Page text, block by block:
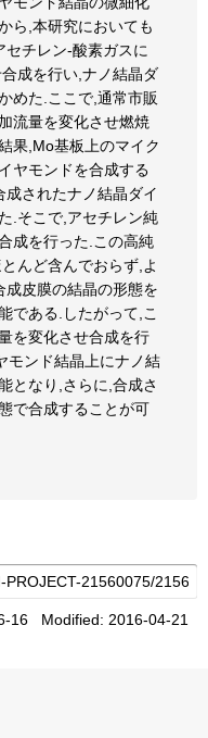
ら,本研究においても
チレン-酸素ガスに
成を行い,ナノ結晶ダ
めた.ここで,通常市販
流量を変化させ燃焼
果,Mo基板上のマイク
ヤモンドを合成する
されたナノ結晶ダイ
.そこで,アセチレン純
成を行った.この高純
んど含んでおらず,よ
成皮膜の結晶の形態を
である.したがって,こ
を変化させ合成を行
モンド結晶上にナノ結
となり,さらに,合成さ
で合成することが可
16 Modified: 2016-04-21